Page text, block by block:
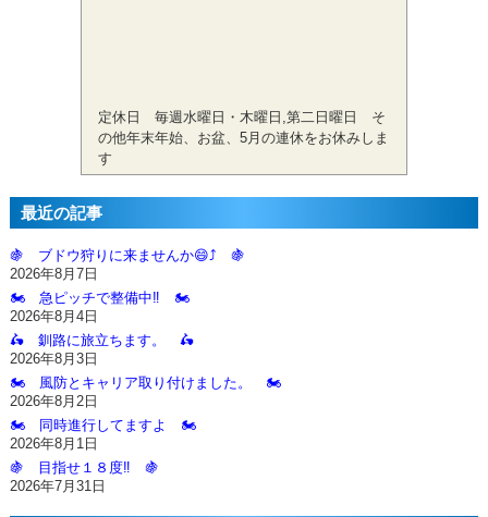
定休日 毎週水曜日・木曜日,第二日曜日 そ
の他年末年始、お盆、5月の連休をお休みしま
す
最近の記事
🍇 ブドウ狩りに来ませんか😄⤴️ 🍇
2026年8月7日
🏍️ 急ピッチで整備中‼️ 🏍️
2026年8月4日
🛵 釧路に旅立ちます。 🛵
2026年8月3日
🏍️ 風防とキャリア取り付けました。 🏍️
2026年8月2日
🏍️ 同時進行してますよ 🏍️
2026年8月1日
🍇 目指せ１８度‼️ 🍇
2026年7月31日